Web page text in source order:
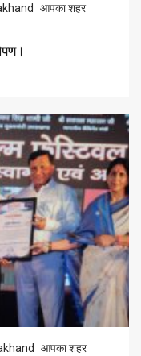
आपका शहर
आपका शहर